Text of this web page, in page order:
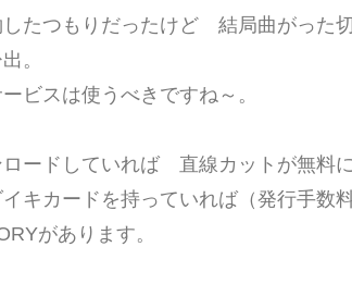
たつもりだったけど 結局曲がった
。
ビスは使うべきですね～。
ードしていれば 直線カットが無料
キカードを持っていれば（発行手数
があります。